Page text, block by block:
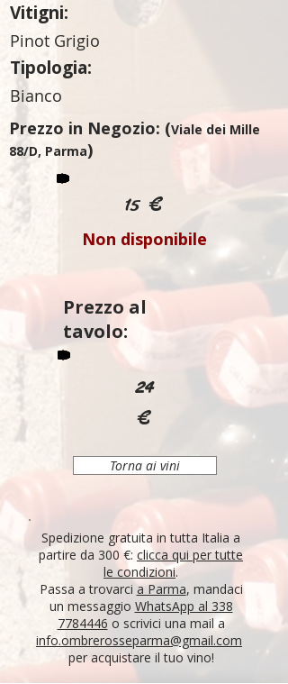
Vitigni:
Pinot Grigio
Tipologia:
Bianco
Prezzo in Negozio: (Viale dei Mille
88/D, Parma)
15 €
Non disponibile
Prezzo al
tavolo:
24
€
Torna ai vini
Spedizione gratuita in tutta Italia a
partire da 300 €: clicca qui per tutte
le condizioni.
Passa a trovarci a Parma, mandaci
un messaggio WhatsApp al 338
7784446 o scrivici una mail a
info.ombrerosseparma@gmail.com
per acquistare il tuo vino!